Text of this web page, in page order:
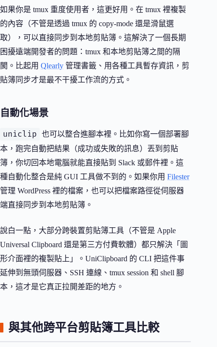
如果你是 tmux 重度使用者，這更好用。在 tmux 裡複製
的內容（不管是透過 tmux 的 copy-mode 還是滑鼠選
取），可以直接同步到本地剪貼簿。這解決了一個長期
困擾遠端開發者的問題：tmux 和本地剪貼簿之間的隔
閡。比起用 Qlearly 管理書籤、用各種工具暫存資訊，剪
貼簿同步才是最不干擾工作流的方式。
自動化場景
uniclip
也可以整合進腳本裡。比如你寫一個部署腳
本，跑完自動把結果（成功或失敗的訊息）丟到剪貼
簿，你切回本地電腦就能直接貼到 Slack 或郵件裡。這
種自動化整合是純 GUI 工具做不到的。如果你用 Filester
管理 WordPress 裡的檔案，也可以把檔案路徑從伺服器
端直接同步到本地剪貼簿。
說白一點，大部分跨裝置剪貼簿工具（不管是 Apple
Universal Clipboard 還是第三方付費軟體）都只解決「圖
形介面裡的複製貼上」。UniClipboard 的 CLI 把這件事
延伸到無頭伺服器、SSH 連線、tmux session 和 shell 腳
本，這才是它真正拉開差距的地方。
與其他跨平台剪貼簿工具比較